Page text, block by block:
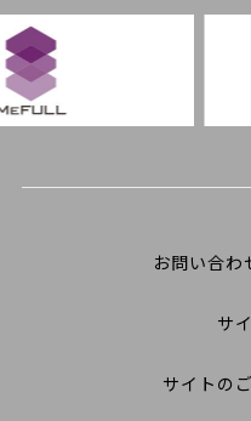
お問い合
サ
サイトの